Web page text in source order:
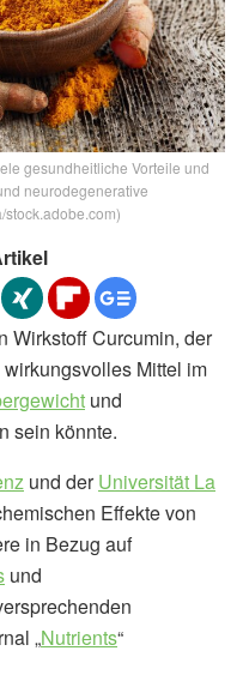
gesundheitliche Vorteile und
neurodegenerative
Wirkstoff Curcumin, der
Mittel im
und
sein könnte.
und derUniversität La
Effekte von
in Bezug auf
und
„Nutrients“